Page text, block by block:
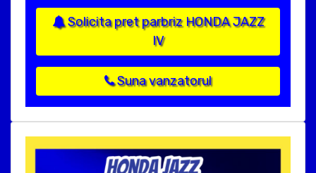
Solicita pret parbriz HONDA JAZZ
IV
Suna vanzatorul